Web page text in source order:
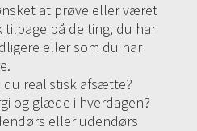
at prøve eller været
tilbage på de ting, du har
eller som du har
du realistisk afsætte?
og glæde i hverdagen?
eller udendørs